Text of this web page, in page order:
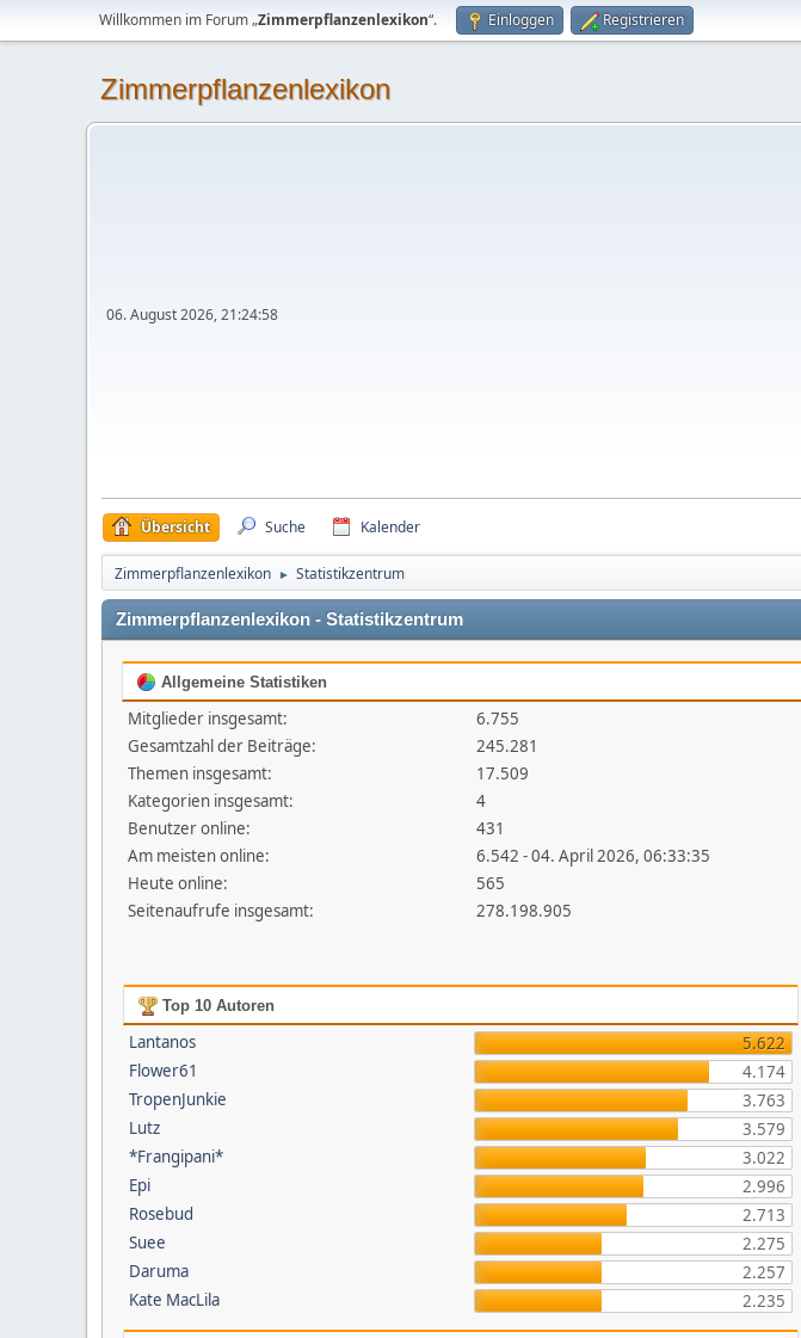
Willkommen im Forum „Zimmerpflanzenlexikon“. Einloggen Registrieren
Zimmerpflanzenlexikon
06. August 2026, 21:24:58
Übersicht Suche Kalender
Zimmerpflanzenlexikon ► Statistikzentrum
Zimmerpflanzenlexikon - Statistikzentrum
Allgemeine Statistiken
Mitglieder insgesamt:
6.755
Gesamtzahl der Beiträge:
245.281
Themen insgesamt:
17.509
Kategorien insgesamt:
4
Benutzer online:
431
Am meisten online:
6.542 - 04. April 2026, 06:33:35
Heute online:
565
Seitenaufrufe insgesamt:
278.198.905
Top 10 Autoren
Lantanos
5.622
Flower61
4.174
TropenJunkie
3.763
Lutz
3.579
*Frangipani*
3.022
Epi
2.996
Rosebud
2.713
Suee
2.275
Daruma
2.257
Kate MacLila
2.235